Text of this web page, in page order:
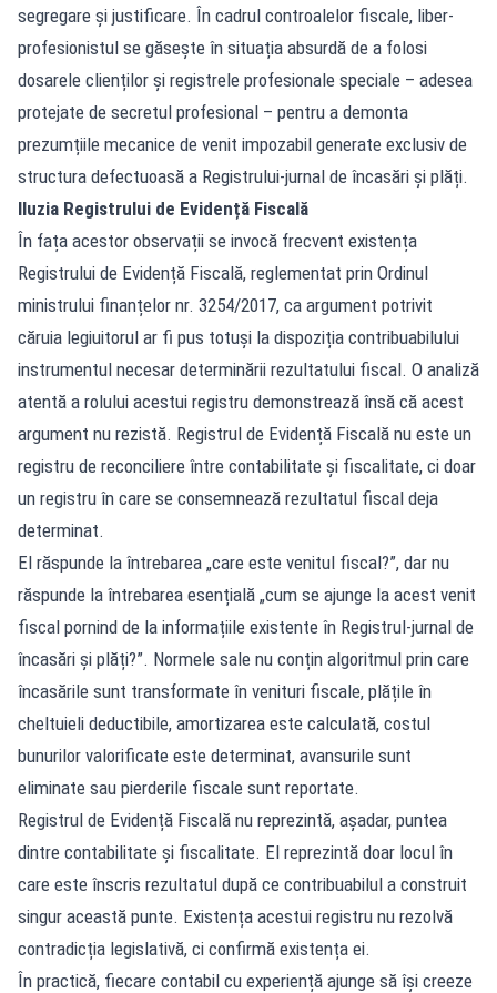
segregare și justificare. În cadrul controalelor fiscale, liber-
profesionistul se găsește în situația absurdă de a folosi
dosarele clienților și registrele profesionale speciale – adesea
protejate de secretul profesional – pentru a demonta
prezumțiile mecanice de venit impozabil generate exclusiv de
structura defectuoasă a Registrului-jurnal de încasări și plăți.
Iluzia Registrului de Evidență Fiscală
În fața acestor observații se invocă frecvent existența
Registrului de Evidență Fiscală, reglementat prin Ordinul
ministrului finanțelor nr. 3254/2017, ca argument potrivit
căruia legiuitorul ar fi pus totuși la dispoziția contribuabilului
instrumentul necesar determinării rezultatului fiscal. O analiză
atentă a rolului acestui registru demonstrează însă că acest
argument nu rezistă. Registrul de Evidență Fiscală nu este un
registru de reconciliere între contabilitate și fiscalitate, ci doar
un registru în care se consemnează rezultatul fiscal deja
determinat.
El răspunde la întrebarea „care este venitul fiscal?”, dar nu
răspunde la întrebarea esențială „cum se ajunge la acest venit
fiscal pornind de la informațiile existente în Registrul-jurnal de
încasări și plăți?”. Normele sale nu conțin algoritmul prin care
încasările sunt transformate în venituri fiscale, plățile în
cheltuieli deductibile, amortizarea este calculată, costul
bunurilor valorificate este determinat, avansurile sunt
eliminate sau pierderile fiscale sunt reportate.
Registrul de Evidență Fiscală nu reprezintă, așadar, puntea
dintre contabilitate și fiscalitate. El reprezintă doar locul în
care este înscris rezultatul după ce contribuabilul a construit
singur această punte. Existența acestui registru nu rezolvă
contradicția legislativă, ci confirmă existența ei.
În practică, fiecare contabil cu experiență ajunge să își creeze